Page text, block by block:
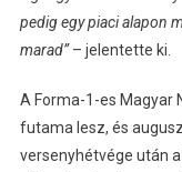
pedig egy piaci alapon
marad”– jelentette ki.
A Forma-1-es Magyar
futama lesz, és
versenyhétvége után